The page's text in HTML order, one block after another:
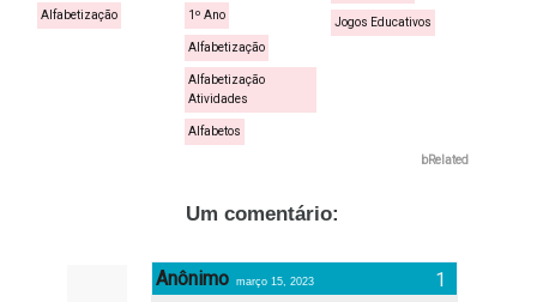
Alfabetização 1º Ano
Alfabetização
Alfabetização
Atividades
Alfabetos
Jogos Educativos
bRelated
Um comentário:
Anônimo março 15, 2023